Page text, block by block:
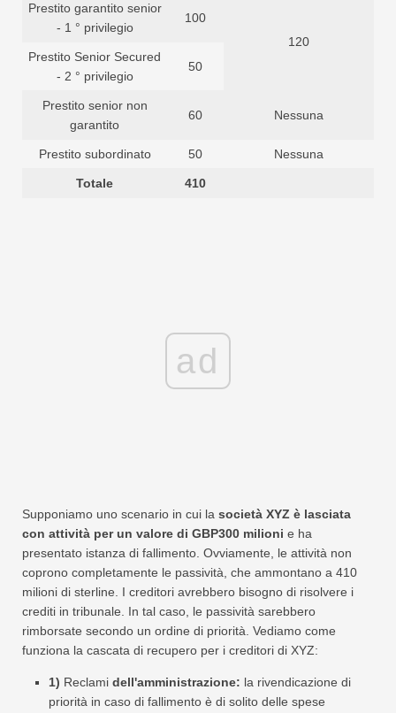
Prestito garantito senior
- 1 ° privilegio
100
120
Prestito Senior Secured
- 2 ° privilegio
50
Prestito senior non
garantito
60 Nessuna
Prestito subordinato 50 Nessuna
Totale 410
ad
Supponiamo uno scenario in cui la società XYZ è lasciata
con attività per un valore di GBP300 milioni e ha
presentato istanza di fallimento. Ovviamente, le attività non
coprono completamente le passività, che ammontano a 410
milioni di sterline. I creditori avrebbero bisogno di risolvere i
crediti in tribunale. In tal caso, le passività sarebbero
rimborsate secondo un ordine di priorità. Vediamo come
funziona la cascata di recupero per i creditori di XYZ:
1) Reclami dell'amministrazione: la rivendicazione di
priorità in caso di fallimento è di solito delle spese